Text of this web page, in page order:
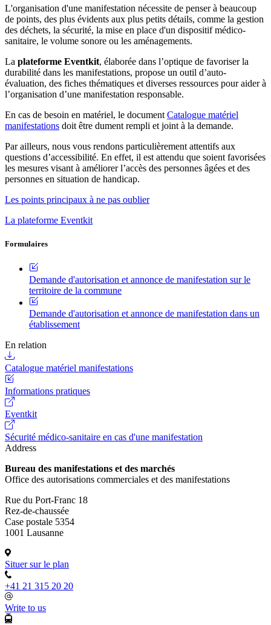
L'organisation d'une manifestation nécessite de penser à beaucoup
de points, des plus évidents aux plus petits détails, comme la gestion
des déchets, la sécurité, la mise en place d'un dispositif médico-
sanitaire, le volume sonore ou les aménagements.
La plateforme Eventkit, élaborée dans l’optique de favoriser la
durabilité dans les manifestations, propose un outil d’auto-
évaluation, des fiches thématiques et diverses ressources pour aider à
l’organisation d’une manifestation responsable.
En cas de besoin en matériel, le document Catalogue matériel
manifestations doit être dument rempli et joint à la demande.
Par ailleurs, nous vous rendons particulièrement attentifs aux
questions d’accessibilité. En effet, il est attendu que soient favorisées
les mesures visant à améliorer l’accès des personnes âgées et des
personnes en situation de handicap.
Les points principaux à ne pas oublier
La plateforme Eventkit
Formulaires
Demande d'autorisation et annonce de manifestation sur le
territoire de la commune
Demande d'autorisation et annonce de manifestation dans un
établissement
En relation
Catalogue matériel manifestations
Informations pratiques
Eventkit
Sécurité médico-sanitaire en cas d'une manifestation
Address
Bureau des manifestations et des marchés
Office des autorisations commerciales et des manifestations
Rue du Port-Franc 18
Rez-de-chaussée
Case postale 5354
1001 Lausanne
Situer sur le plan
+41 21 315 20 20
Write to us